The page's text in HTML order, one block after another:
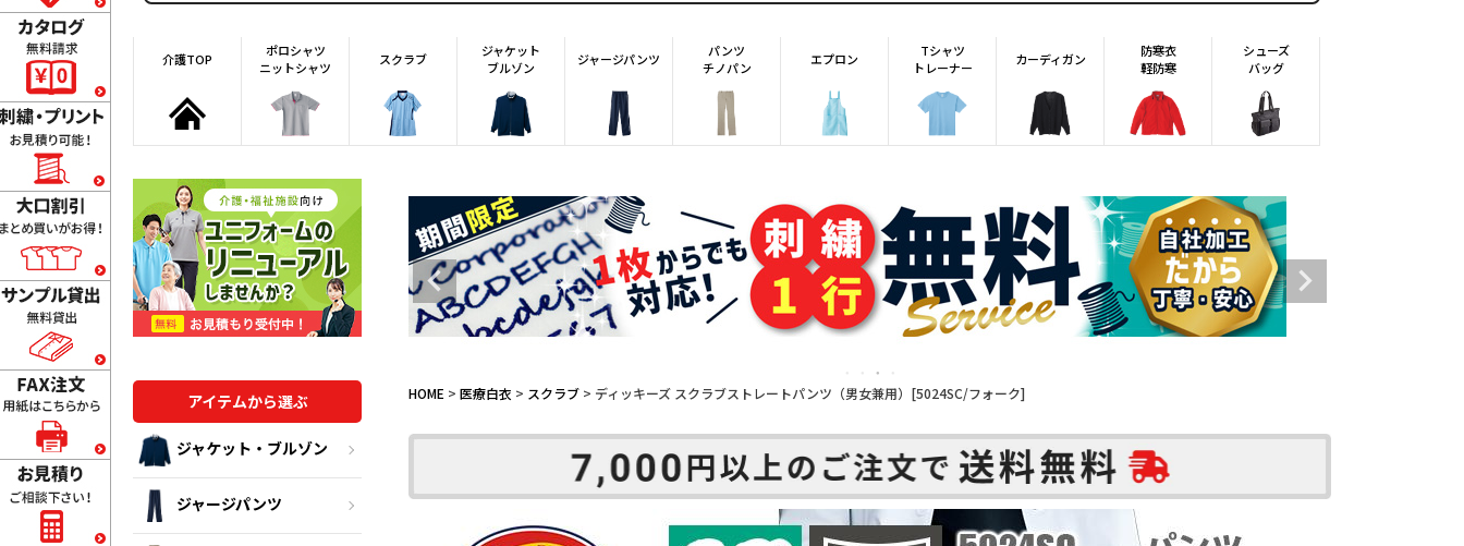
介護TOP
ポロシャツ
ニットシャツ
スクラブ
ジャケット
ブルゾン
ジャージパンツ
パンツ
チノパン
エプロン
Tシャツ
トレーナー
カーディガン
防寒衣
軽防寒
シューズ
バッグ
アイテムから選ぶ
ジャケット・ブルゾン
ジャージパンツ
HOME 医療白衣 スクラブ ディッキーズ スクラブストレートパンツ（男女兼用）[5024SC/フォーク]